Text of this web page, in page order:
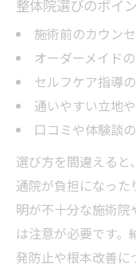
整体院選びのポイ
施術前のカウン
オーダーメイド
セルフケア指導
通いやすい立地
口コミや体験談
選び方を間違えると
通院が負担になっ
明が不十分な施術
は注意が必要です
発防止や根本改善に